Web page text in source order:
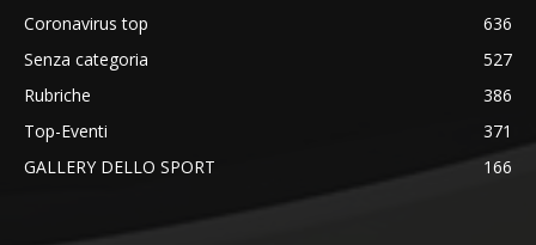
Coronavirus top
636
Senza categoria
527
Rubriche
386
Top-Eventi
371
GALLERY DELLO SPORT
166